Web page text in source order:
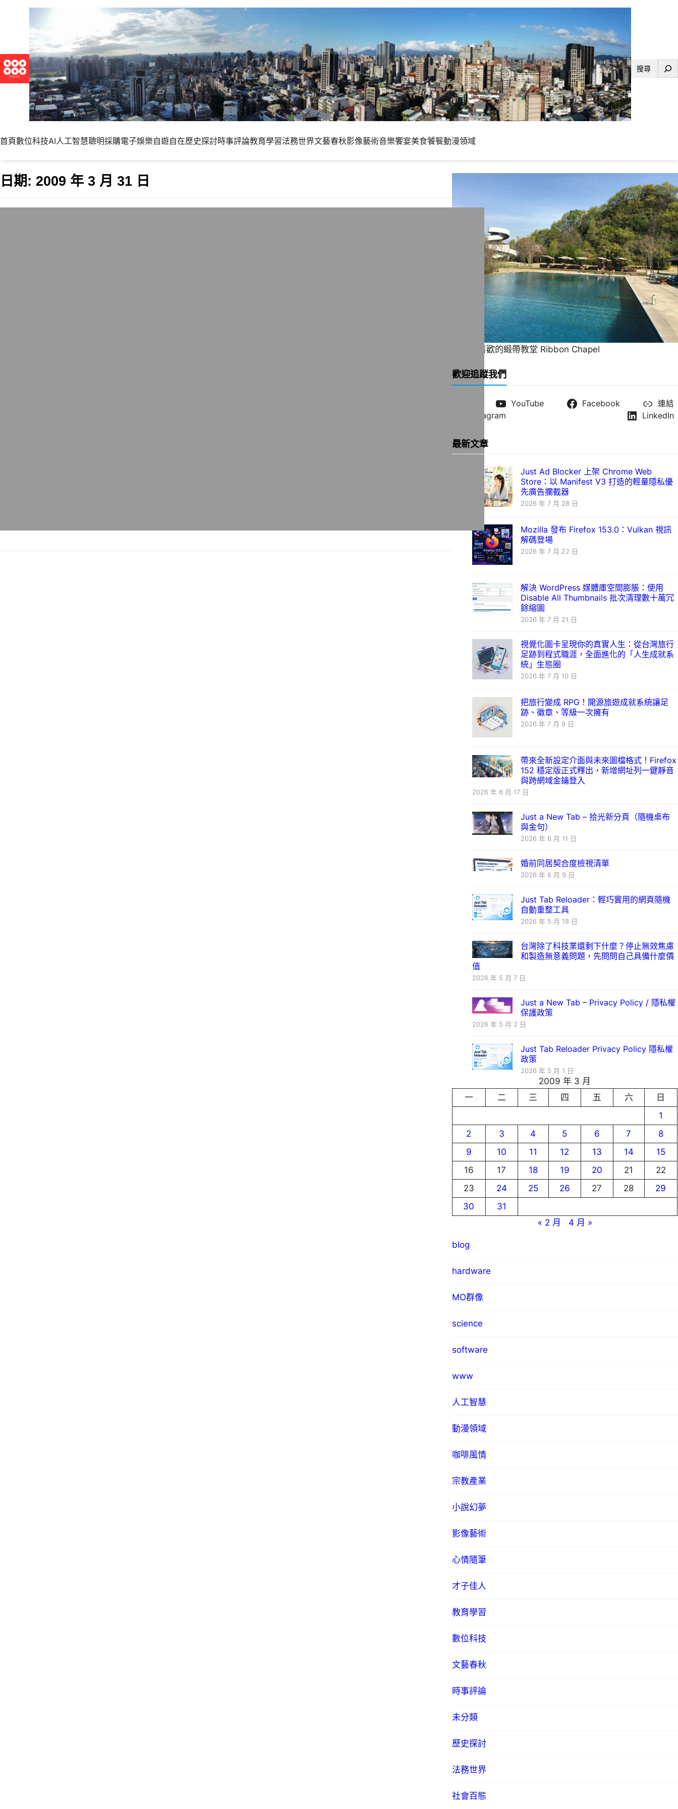
搜
首頁數位科技AI人工智慧聰明採購電子娛樂自遊自在歷史探討時事評論教育學習法務世界文藝春秋影像藝術音樂饗宴美食饕餮動漫領域
日期: 2009 年 3 月 31 日
一直很喜歡的緞帶教堂 Ribbon Chapel
歡迎追蹤我們
YouTube Facebook
連結
Instagram
LinkedIn
最新文章
Just Ad Blocker 上架 Chrome Web
Store：以 Manifest V3 打造的輕量隱私優
先廣告攔截器
2026 年 7 月 28 日
Mozilla 發布 Firefox 153.0：Vulkan 視訊
解碼登場
2026 年 7 月 22 日
解決 WordPress 媒體庫空間膨脹：使用
Disable All Thumbnails 批次清理數十萬冗
餘縮圖
2026 年 7 月 21 日
視覺化圖卡呈現你的真實人生：從台灣旅行
足跡到程式職涯，全面進化的「人生成就系
統」生態圈
2026 年 7 月 10 日
把旅行變成 RPG！開源旅遊成就系統讓足
跡、徽章、等級一次擁有
2026 年 7 月 9 日
帶來全新設定介面與未來圖檔格式！Firefox
152 穩定版正式釋出，新增網址列一鍵靜音
與跨網域金鑰登入
2026 年 6 月 17 日
Just a New Tab – 拾光新分頁（隨機桌布
與金句）
2026 年 6 月 11 日
婚前同居契合度檢視清單
2026 年 6 月 9 日
Just Tab Reloader：輕巧實用的網頁隨機
自動重整工具
2026 年 5 月 18 日
台灣除了科技業還剩下什麼？停止無效焦慮
和製造無意義問題，先問問自己具備什麼價
值
2026 年 5 月 7 日
Just a New Tab – Privacy Policy / 隱私權
保護政策
2026 年 5 月 2 日
Just Tab Reloader Privacy Policy 隱私權
政策
2026 年 5 月 1 日
2009 年 3 月
一
二 三 四 五 六
日
1
2
3 4 5 6 7
8
9
10 11 12 13 14
15
16
17 18 19 20 21
22
23
24 25 26 27 28
29
30
31
« 2 月
4 月 »
blog
hardware
MO群像
science
software
www
人工智慧
動漫領域
咖啡風情
宗教產業
小說幻夢
影像藝術
心情隨筆
才子佳人
教育學習
數位科技
文藝春秋
時事評論
未分類
歷史探討
法務世界
社會百態